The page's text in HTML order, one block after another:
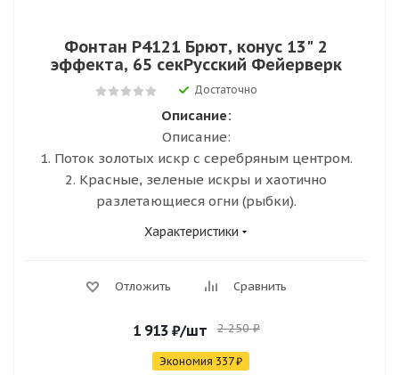
Фонтан Р4121 Брют, конус 13" 2
эффекта, 65 секРусский Фейерверк
Достаточно
Описание:
Описание:
1. Поток золотых искр с серебряным центром.
2. Красные, зеленые искры и хаотично
разлетающиеся огни (рыбки).
Характеристики
Отложить Сравнить
1 913 ₽/шт 2 250₽
Экономия 337₽